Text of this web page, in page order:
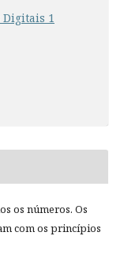
Digitais 1
os números. Os
com os princípios